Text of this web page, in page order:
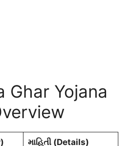
Ghar Yojana
માહિતી (Details)